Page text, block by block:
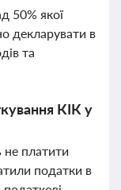
50% якої
декларувати в
та
КІК у
платити
податки в